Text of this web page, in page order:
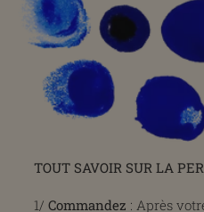
TOUT SAVOIR SUR LA
1/ Commandez : Après